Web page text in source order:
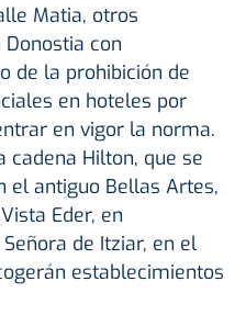
Matia, otros
con
de la prohibición de
en hoteles por
en vigor la norma.
Hilton, que se
el antiguo Bellas Artes,
Eder, en
de Itziar, en el
establecimientos